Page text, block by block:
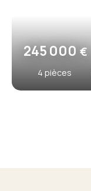
245 000€
4 pièces